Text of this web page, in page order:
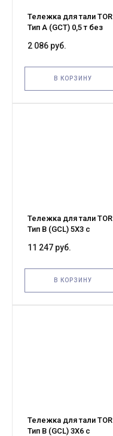
Тележка для тали TOR
Тип А (GCT) 0,5 т без
передвижения (G)
2 086 руб.
В КОРЗИНУ
Тележка для тали TOR
Тип В (GCL) 5Х3 с
передвижения (G)
11 247 руб.
В КОРЗИНУ
Тележка для тали TOR
Тип В (GCL) 3Х6 с